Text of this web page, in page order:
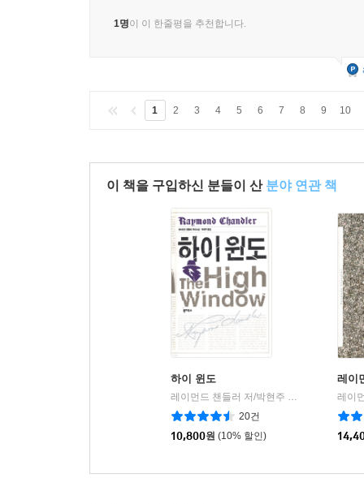
1명이 이 한줄평을 추천합니다.
1 2 3 4 5 6 7 8 9 10
이 책을 구입하신 분들이 산 분야 연관 책
하이 윈도
레이먼드 챈들러 저/박현주 역
북하우스
20건
10,800원 (10% 할인)
레이